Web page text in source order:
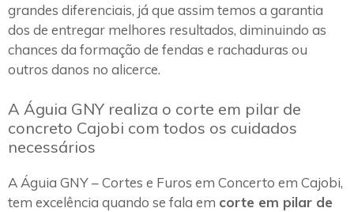
grandes diferenciais, já que assim temos a garantia
dos de entregar melhores resultados, diminuindo as
chances da formação de fendas e rachaduras ou
outros danos no alicerce.
A Águia GNY realiza o corte em pilar de
concreto Cajobi com todos os cuidados
necessários
A Águia GNY – Cortes e Furos em Concerto em Cajobi,
tem excelência quando se fala em corte em pilar de